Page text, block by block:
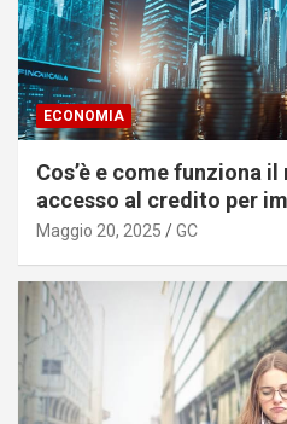
ECONOMIA
Cos’è e come funziona
accesso al credito per
Maggio 20, 2025 GC